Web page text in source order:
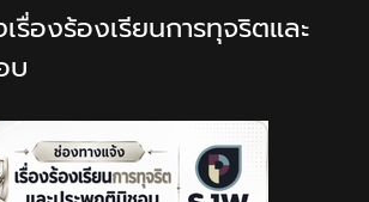
รื่องร้องเรียนการทุจริตและ
บ